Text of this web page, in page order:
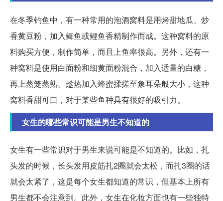
在冬季钓鱼中，有一种常用的泡酒窝料是用烤甜地瓜、炒
香黄豆粉，加入鲫鱼或鲤鱼香精制作而成。这种窝料的原
料购买方便，制作简单，而且上鱼率很高。另外，还有一
种窝料是使用白面粉和细黄面粉混合，加入适量的白糖，
再上蒸笼蒸熟。趁热加入蜂蜜揉搓至象耳朵般大小，这种
窝料香甜可口，对于某些鱼种具有很好的吸引力。
女生的哪些常识可能是男生不知道的
女生有一些常识对于男生来说可能是不知道的。比如，扎
头发的时候，长头发用皮筋扎2圈就会太松，而扎3圈的话
就会太紧了，这是每个女生都知道的常识，但基本上所有
男生都不会注意到。此外，女生在化妆方面也有一些独特